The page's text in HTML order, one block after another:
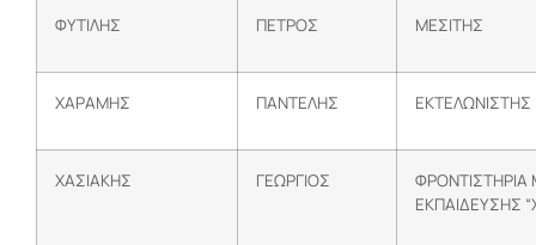
ΦΥΤΙΛΗΣ ΠΕΤΡΟΣ ΜΕΣΙΤΗΣ
ΧΑΡΑΜΗΣ ΠΑΝΤΕΛΗΣ ΕΚΤΕΛΩΝΙΣΤΗΣ
ΧΑΣΙΑΚΗΣ ΓΕΩΡΓΙΟΣ
ΕΚΠΑΙΔΕΥΣΗΣ